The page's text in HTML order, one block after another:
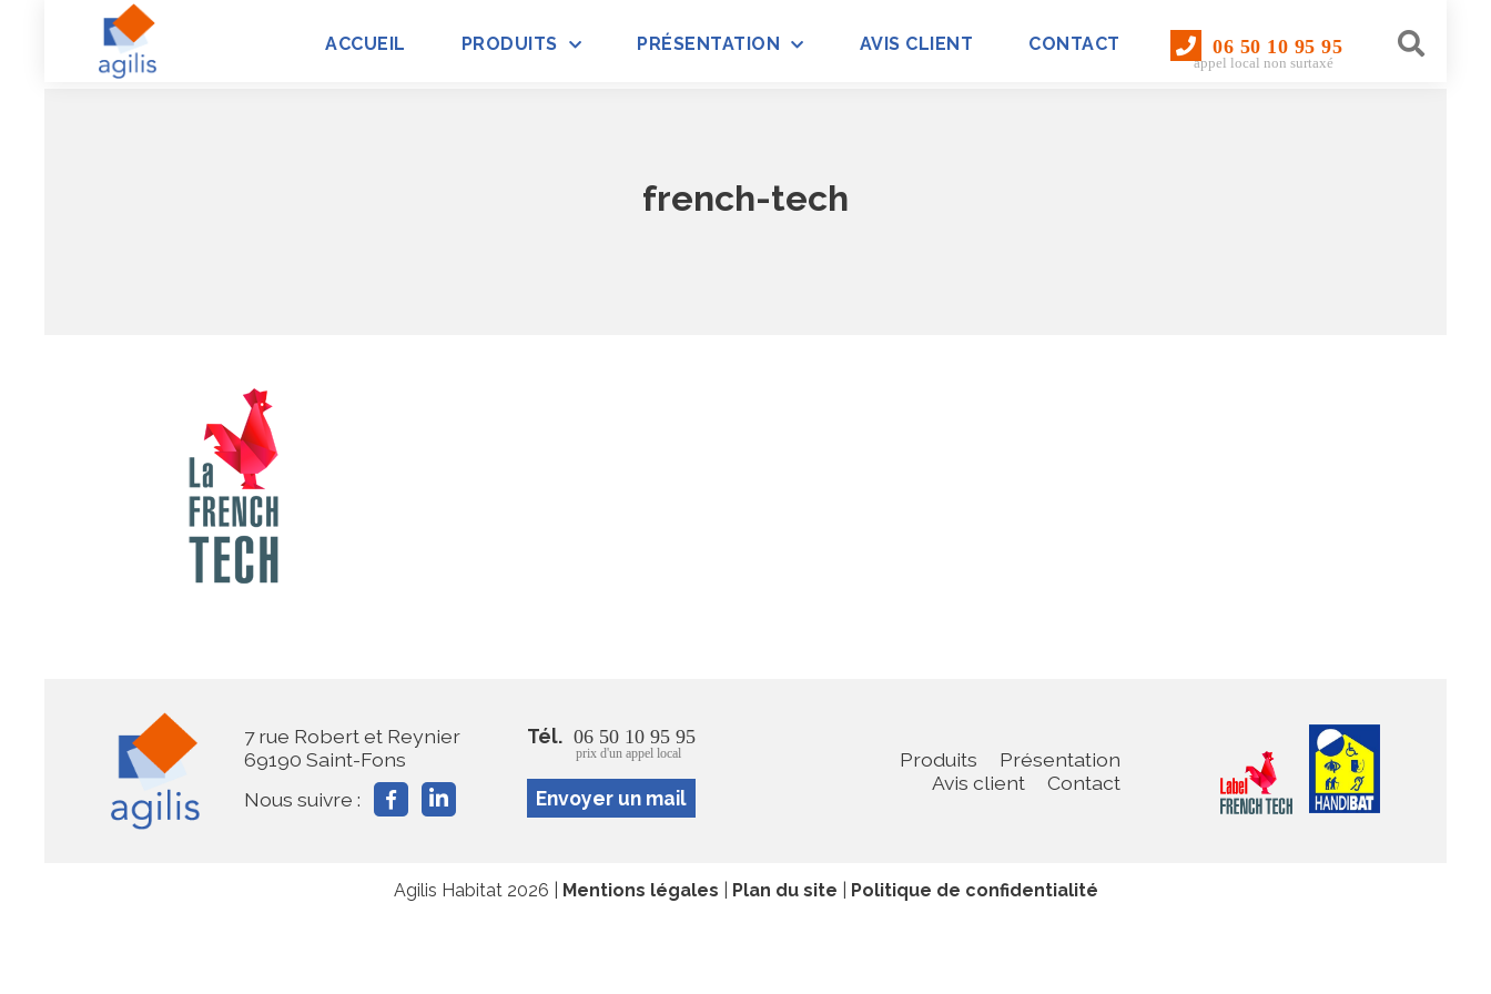
ACCUEIL PRODUITS PRÉSENTATION AVIS CLIENT CONTACT 06 50 10 95 95
appel local non surtaxé
french-tech
7 rue Robert et Reynier
69190 Saint-Fons
Nous suivre :
Tél. 06 50 10 95 95
prix d'un appel local
Envoyer un mail
Produits
Présentation
Avis client
Contact
Agilis Habitat 2026 | Mentions légales Plan du site Politique de confidentialité